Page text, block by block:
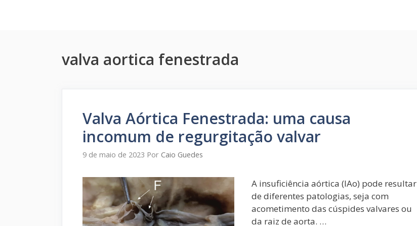
valva aortica fenestrada
Valva Aórtica Fenestrada: uma causa
incomum de regurgitação valvar
9 de maio de 2023 Por Caio Guedes
A insuficiência aórtica (IAo) pode resultar
de diferentes patologias, seja com
acometimento das cúspides valvares ou
da raiz de aorta. …